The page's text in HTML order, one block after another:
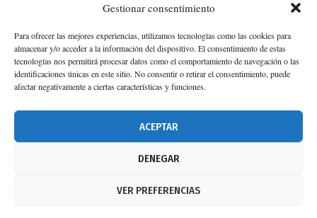
Gestionar consentimiento
Para ofrecer las mejores experiencias, utilizamos tecnologías como las cookies para
almacenar y/o acceder a la información del dispositivo. El consentimiento de estas
tecnologías nos permitirá procesar datos como el comportamiento de navegación o las
identificaciones únicas en este sitio. No consentir o retirar el consentimiento, puede
afectar negativamente a ciertas características y funciones.
ACEPTAR
DENEGAR
VER PREFERENCIAS